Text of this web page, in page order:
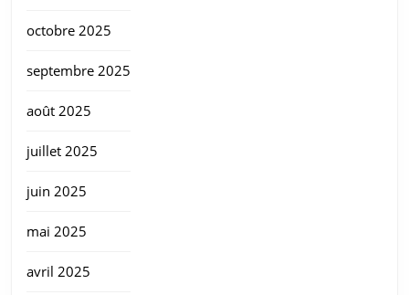
octobre 2025
septembre 2025
août 2025
juillet 2025
juin 2025
mai 2025
avril 2025